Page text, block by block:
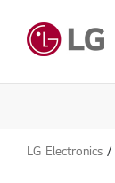
LG Electronics